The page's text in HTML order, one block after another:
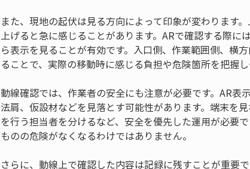
また、現地の起伏は見る方向によって印象が変わります
上げると急に感じることがあります。ARで確認する際に
ら表示を見ることが有効です。入口側、作業範囲側、横
ることで、実際の移動時に感じる負担や危険箇所を把握し
動線確認では、作業者の安全にも注意が必要です。AR表
法肩、仮設材などを見落とす可能性があります。端末を
を行う担当者を分けるなど、安全を優先した運用が必要
ものの危険がなくなるわけではありません。
さらに、動線上で確認した内容は記録に残すことが重要